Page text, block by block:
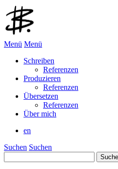
Menü Menü
Schreiben
Referenzen
Produzieren
Referenzen
Übersetzen
Referenzen
Über mich
en
Suchen Suchen
nach: